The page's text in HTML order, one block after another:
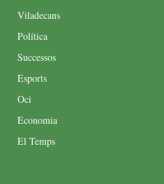
Viladecans
Política
Successos
Esports
Oci
Economia
El Temps